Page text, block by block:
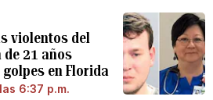
violentos del
de 21 años
en Florida
6:37 p.m.